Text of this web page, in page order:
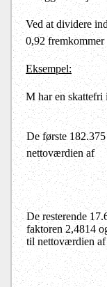
Ved at dividere
0,92
Eksempel:
M har en skattefri
De første
nettoværdien af
De resterende
faktoren 2,4814
til nettoværdien af